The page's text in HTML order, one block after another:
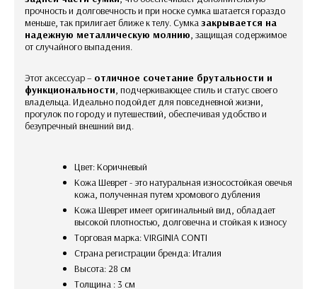
прочность и долговечность и при носке сумка шатается гораздо
меньше, так прилигает ближе к телу. Сумказакрывается на
надежную металлическую молнию, защищая содержимое
от случайного выпадения.
Этот аксессуар – отличное сочетание брутальности и
функциональности, подчеркивающее стиль и статус своего
владельца. Идеально подойдет для повседневной жизни,
прогулок по городу и путешествий, обеспечивая удобство и
безупречный внешний вид.
Цвет: Коричневый
Кожа Шеврет - это натуральная износостойкая овечья
кожа, полученная путем хромового дубления
Кожа Шеврет имеет оригинальный вид, обладает
высокой плотностью, долговечна и стойкая к износу
Торговая марка: VIRGINIA CONTI
Страна регистрации бренда: Италия
Высота: 28 см
Толщина : 3 см